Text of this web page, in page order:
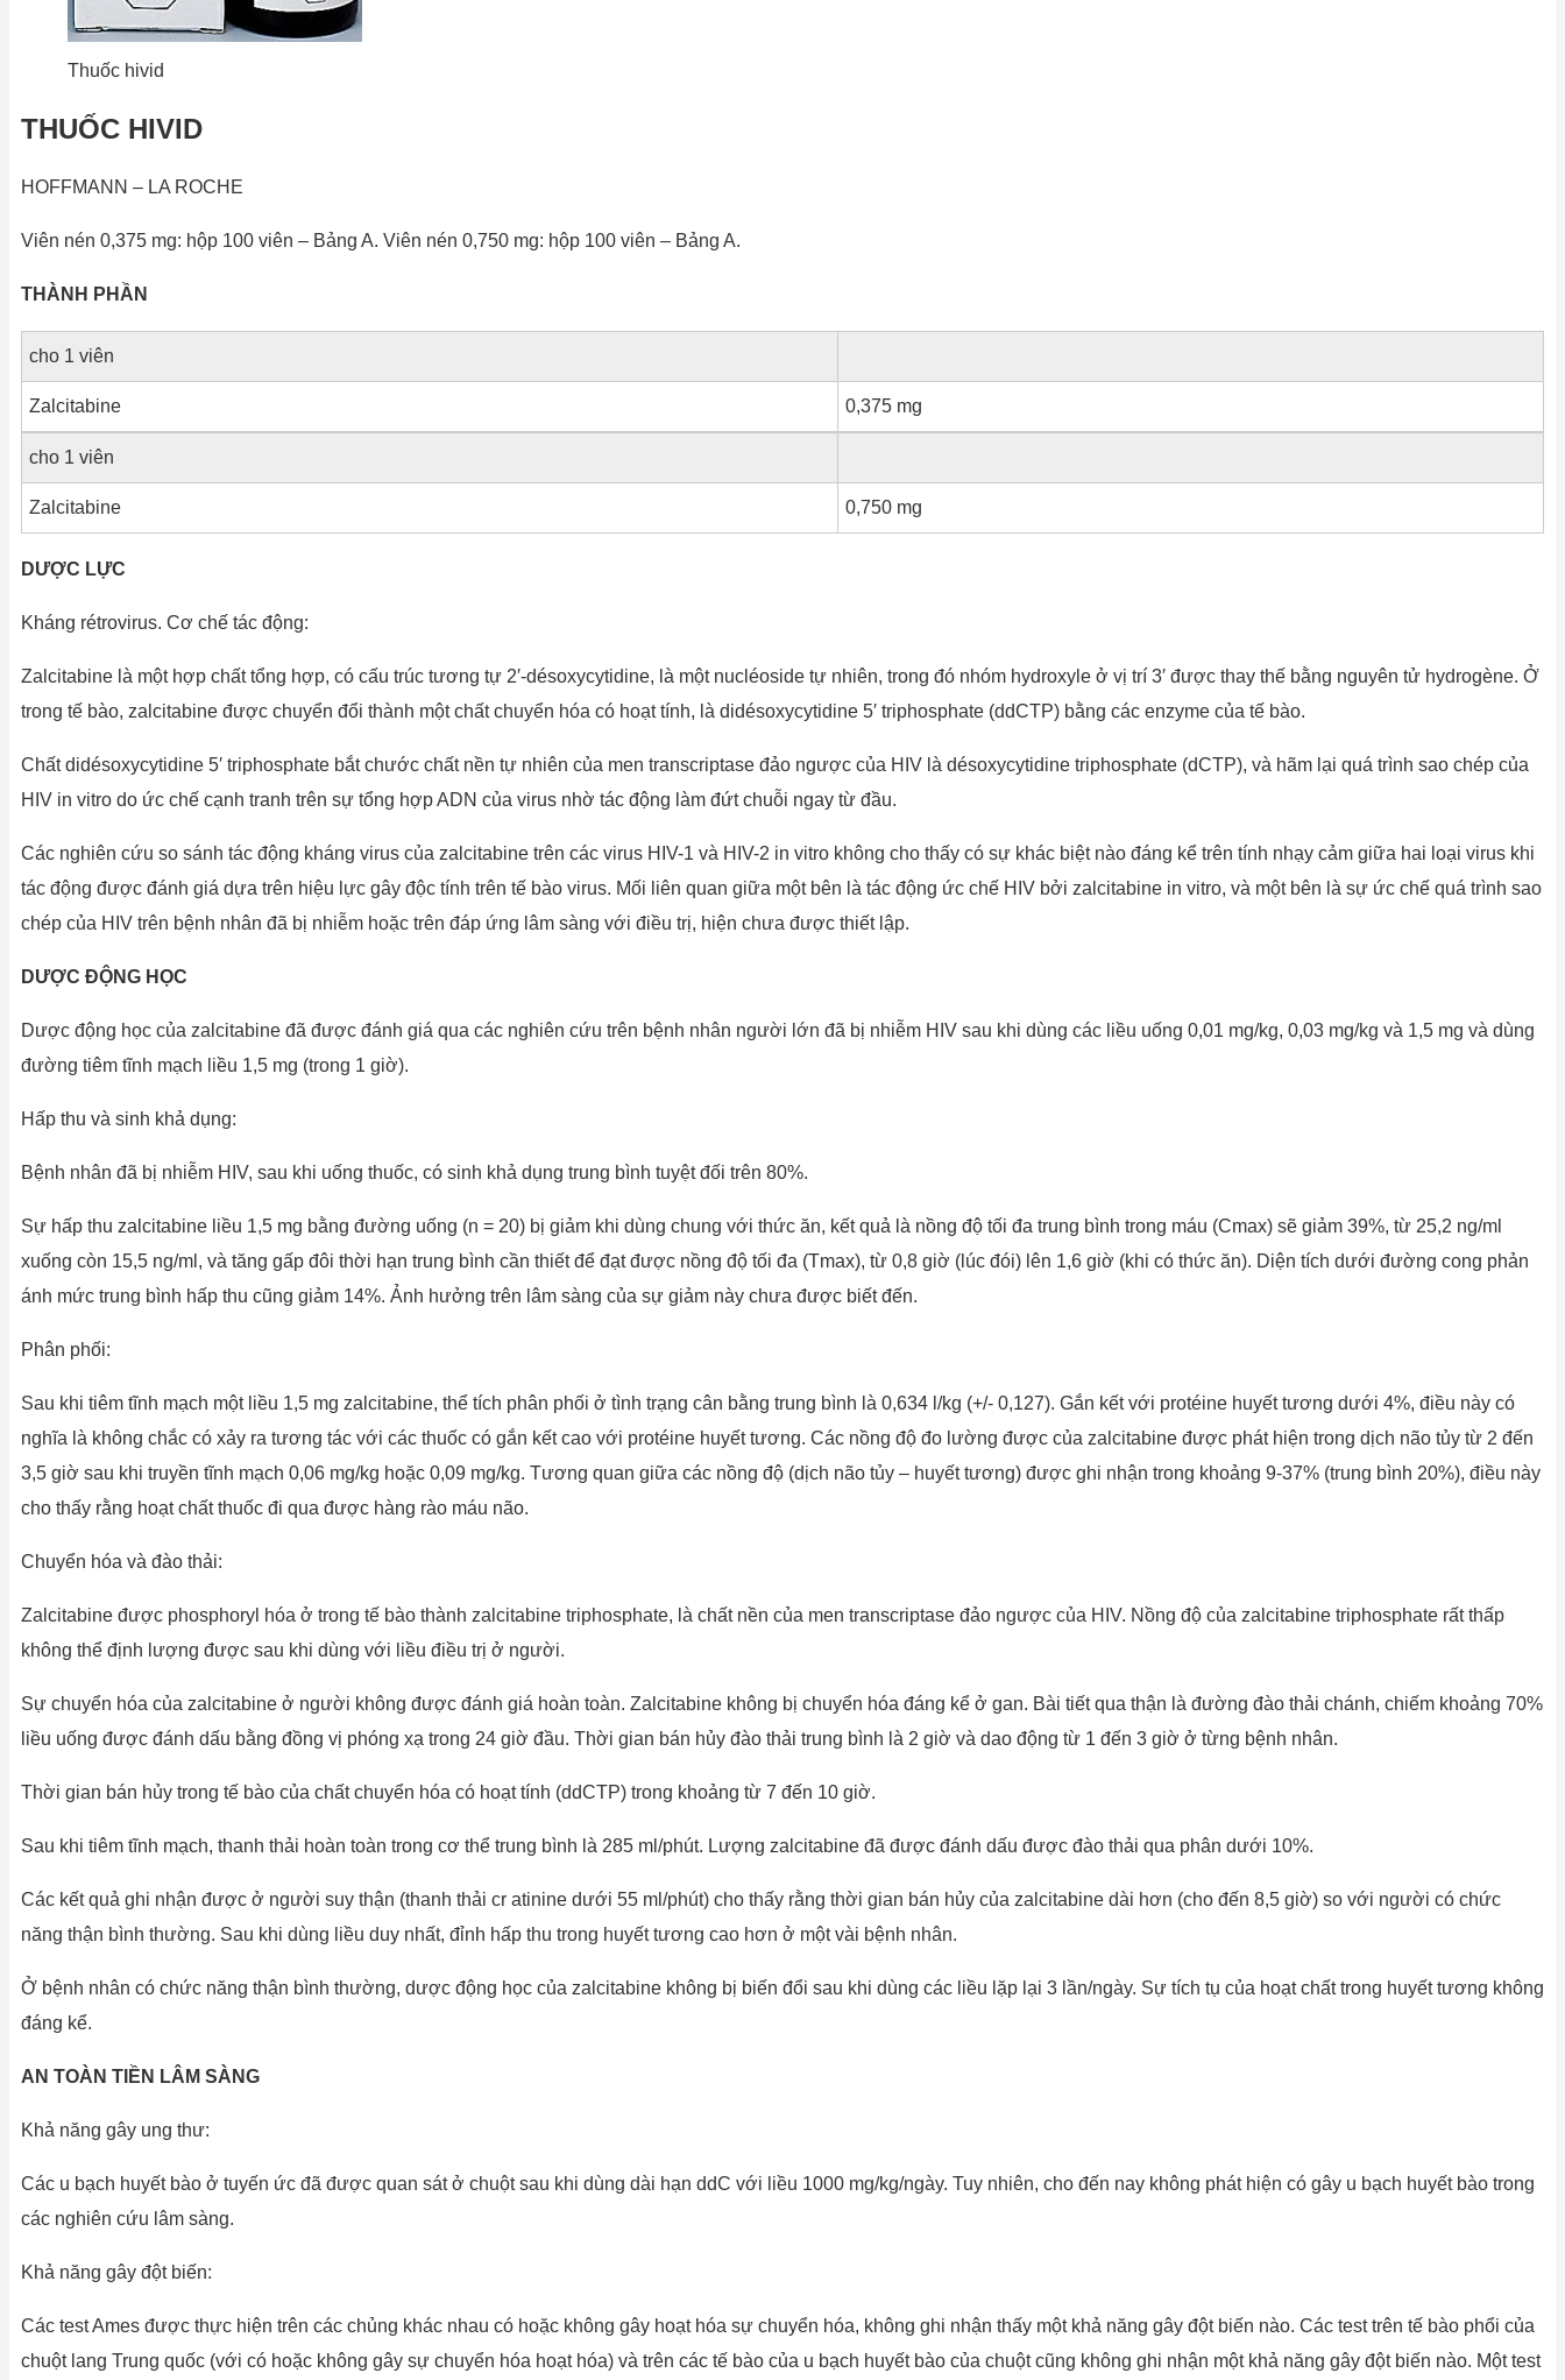
Thuốc hivid
THUỐC HIVID
HOFFMANN – LA ROCHE
Viên nén 0,375 mg: hộp 100 viên – Bảng A. Viên nén 0,750 mg: hộp 100 viên – Bảng A.
THÀNH PHẦN
cho 1 viên
Zalcitabine 0,375 mg
cho 1 viên
Zalcitabine 0,750 mg
DƯỢC LỰC
Kháng rétrovirus. Cơ chế tác động:
Zalcitabine là một hợp chất tổng hợp, có cấu trúc tương tự 2′-désoxycytidine, là một nucléoside tự nhiên, trong đó nhóm hydroxyle ở vị trí 3′ được thay thế bằng nguyên tử hydrogène. Ở
trong tế bào, zalcitabine được chuyển đổi thành một chất chuyển hóa có hoạt tính, là didésoxycytidine 5′ triphosphate (ddCTP) bằng các enzyme của tế bào.
Chất didésoxycytidine 5′ triphosphate bắt chước chất nền tự nhiên của men transcriptase đảo ngược của HIV là désoxycytidine triphosphate (dCTP), và hãm lại quá trình sao chép của
HIV in vitro do ức chế cạnh tranh trên sự tổng hợp ADN của virus nhờ tác động làm đứt chuỗi ngay từ đầu.
Các nghiên cứu so sánh tác động kháng virus của zalcitabine trên các virus HIV-1 và HIV-2 in vitro không cho thấy có sự khác biệt nào đáng kể trên tính nhạy cảm giữa hai loại virus khi
tác động được đánh giá dựa trên hiệu lực gây độc tính trên tế bào virus. Mối liên quan giữa một bên là tác động ức chế HIV bởi zalcitabine in vitro, và một bên là sự ức chế quá trình sao
chép của HIV trên bệnh nhân đã bị nhiễm hoặc trên đáp ứng lâm sàng với điều trị, hiện chưa được thiết lập.
DƯỢC ĐỘNG HỌC
Dược động học của zalcitabine đã được đánh giá qua các nghiên cứu trên bệnh nhân người lớn đã bị nhiễm HIV sau khi dùng các liều uống 0,01 mg/kg, 0,03 mg/kg và 1,5 mg và dùng
đường tiêm tĩnh mạch liều 1,5 mg (trong 1 giờ).
Hấp thu và sinh khả dụng:
Bệnh nhân đã bị nhiễm HIV, sau khi uống thuốc, có sinh khả dụng trung bình tuyệt đối trên 80%.
Sự hấp thu zalcitabine liều 1,5 mg bằng đường uống (n = 20) bị giảm khi dùng chung với thức ăn, kết quả là nồng độ tối đa trung bình trong máu (Cmax) sẽ giảm 39%, từ 25,2 ng/ml
xuống còn 15,5 ng/ml, và tăng gấp đôi thời hạn trung bình cần thiết để đạt được nồng độ tối đa (Tmax), từ 0,8 giờ (lúc đói) lên 1,6 giờ (khi có thức ăn). Diện tích dưới đường cong phản
ánh mức trung bình hấp thu cũng giảm 14%. Ảnh hưởng trên lâm sàng của sự giảm này chưa được biết đến.
Phân phối:
Sau khi tiêm tĩnh mạch một liều 1,5 mg zalcitabine, thể tích phân phối ở tình trạng cân bằng trung bình là 0,634 l/kg (+/- 0,127). Gắn kết với protéine huyết tương dưới 4%, điều này có
nghĩa là không chắc có xảy ra tương tác với các thuốc có gắn kết cao với protéine huyết tương. Các nồng độ đo lường được của zalcitabine được phát hiện trong dịch não tủy từ 2 đến
3,5 giờ sau khi truyền tĩnh mạch 0,06 mg/kg hoặc 0,09 mg/kg. Tương quan giữa các nồng độ (dịch não tủy – huyết tương) được ghi nhận trong khoảng 9-37% (trung bình 20%), điều này
cho thấy rằng hoạt chất thuốc đi qua được hàng rào máu não.
Chuyển hóa và đào thải:
Zalcitabine được phosphoryl hóa ở trong tế bào thành zalcitabine triphosphate, là chất nền của men transcriptase đảo ngược của HIV. Nồng độ của zalcitabine triphosphate rất thấp
không thể định lượng được sau khi dùng với liều điều trị ở người.
Sự chuyển hóa của zalcitabine ở người không được đánh giá hoàn toàn. Zalcitabine không bị chuyển hóa đáng kể ở gan. Bài tiết qua thận là đường đào thải chánh, chiếm khoảng 70%
liều uống được đánh dấu bằng đồng vị phóng xạ trong 24 giờ đầu. Thời gian bán hủy đào thải trung bình là 2 giờ và dao động từ 1 đến 3 giờ ở từng bệnh nhân.
Thời gian bán hủy trong tế bào của chất chuyển hóa có hoạt tính (ddCTP) trong khoảng từ 7 đến 10 giờ.
Sau khi tiêm tĩnh mạch, thanh thải hoàn toàn trong cơ thể trung bình là 285 ml/phút. Lượng zalcitabine đã được đánh dấu được đào thải qua phân dưới 10%.
Các kết quả ghi nhận được ở người suy thận (thanh thải cr atinine dưới 55 ml/phút) cho thấy rằng thời gian bán hủy của zalcitabine dài hơn (cho đến 8,5 giờ) so với người có chức
năng thận bình thường. Sau khi dùng liều duy nhất, đỉnh hấp thu trong huyết tương cao hơn ở một vài bệnh nhân.
Ở bệnh nhân có chức năng thận bình thường, dược động học của zalcitabine không bị biến đổi sau khi dùng các liều lặp lại 3 lần/ngày. Sự tích tụ của hoạt chất trong huyết tương không
đáng kể.
AN TOÀN TIỀN LÂM SÀNG
Khả năng gây ung thư:
Các u bạch huyết bào ở tuyến ức đã được quan sát ở chuột sau khi dùng dài hạn ddC với liều 1000 mg/kg/ngày. Tuy nhiên, cho đến nay không phát hiện có gây u bạch huyết bào trong
các nghiên cứu lâm sàng.
Khả năng gây đột biến:
Các test Ames được thực hiện trên các chủng khác nhau có hoặc không gây hoạt hóa sự chuyển hóa, không ghi nhận thấy một khả năng gây đột biến nào. Các test trên tế bào phổi của
chuột lang Trung quốc (với có hoặc không gây sự chuyển hóa hoạt hóa) và trên các tế bào của u bạch huyết bào của chuột cũng không ghi nhận một khả năng gây đột biến nào. Một test